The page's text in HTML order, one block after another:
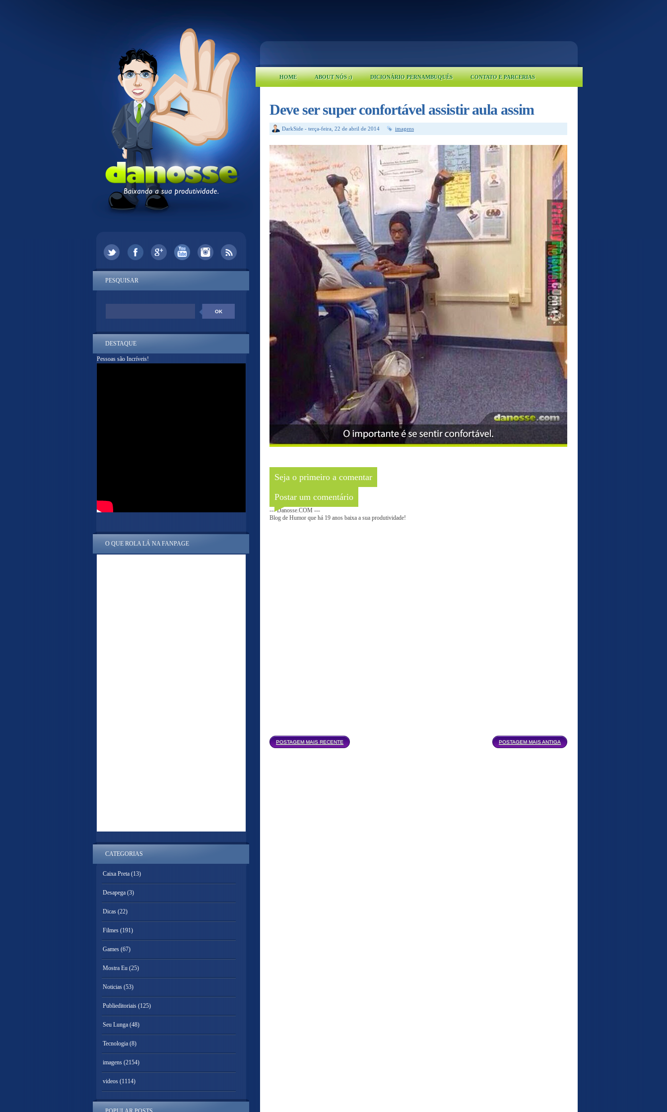
HOME ABOUT NÓS :) DICIONÁRIO PERNAMBUQUÊS CONTATO E PARCERIAS
Deve ser super confortável assistir aula assim
DarkSide - terça-feira, 22 de abril de 2014 imagens
Seja o primeiro a comentar
Postar um comentário
--- Danosse.COM ---
Blog de Humor que há 19 anos baixa a sua produtividade!
POSTAGEM MAIS RECENTE POSTAGEM MAIS ANTIGA
PESQUISAR
DESTAQUE
Pessoas são Incríveis!
O QUE ROLA LÁ NA FANPAGE
CATEGORIAS
Caixa Preta (13)
Desapega (3)
Dicas (22)
Filmes (191)
Games (67)
Mostra Eu (25)
Noticias (53)
Publieditoriais (125)
Seu Lunga (48)
Tecnologia (8)
imagens (2154)
videos (1114)